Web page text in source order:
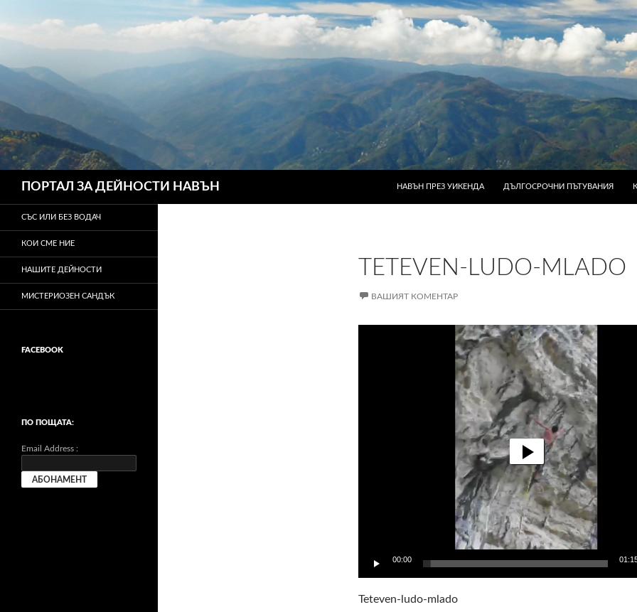
ПОРТАЛ ЗА ДЕЙНОСТИ НАВЪН
НАВЪН ПРЕЗ УИКЕНДА
ДЪЛГОСРОЧНИ ПЪТУВАНИЯ
TETEVEN-LUDO-MLADO
ВАШИЯТ КОМЕНТАР
00:00
Teteven-ludo-mlado
СЪС ИЛИ БЕЗ ВОДАЧ
КОИ СМЕ НИЕ
НАШИТЕ ДЕЙНОСТИ
МИСТЕРИОЗЕН САНДЪК
FACEBOOK
ПО ПОЩАТА:
Email Address :